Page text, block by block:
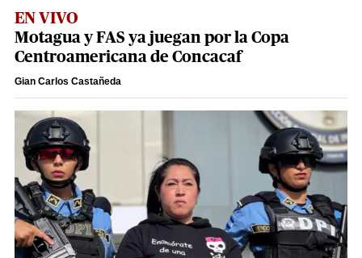
EN VIVO
Motagua y FAS ya juegan por la Copa
Centroamericana de Concacaf
Gian Carlos Castañeda